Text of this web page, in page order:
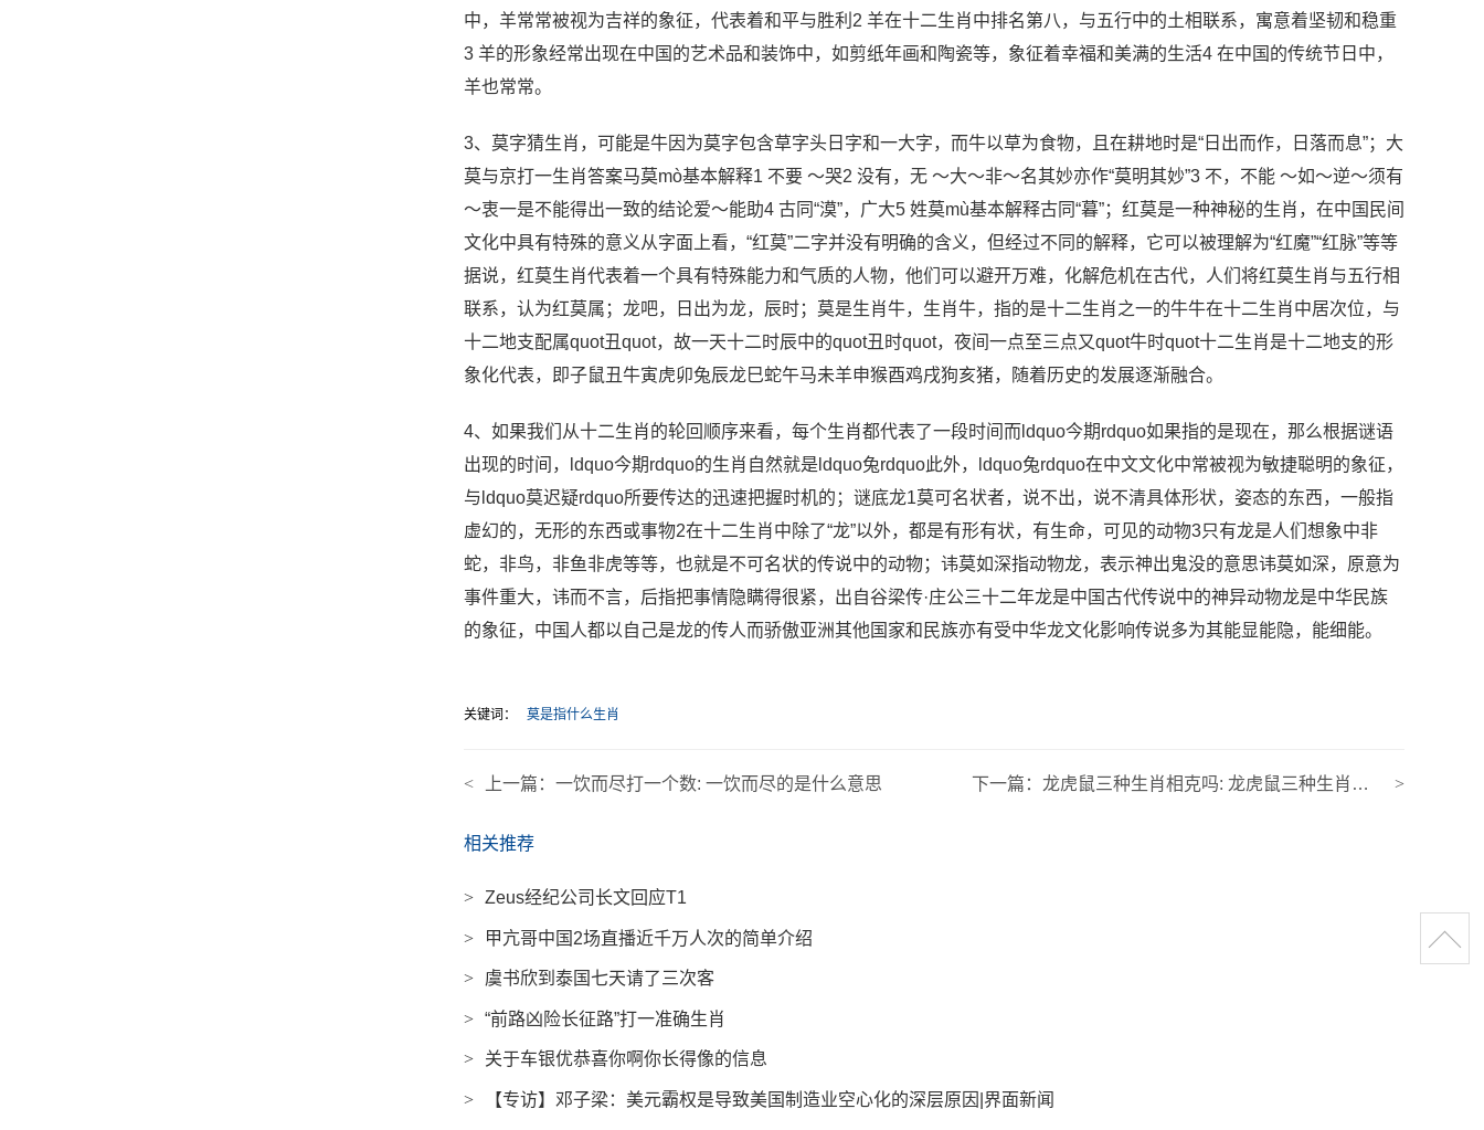
中，羊常常被视为吉祥的象征，代表着和平与胜利2 羊在十二生肖中排名第八，与五行中的土相联系，寓意着坚韧和稳重
3 羊的形象经常出现在中国的艺术品和装饰中，如剪纸年画和陶瓷等，象征着幸福和美满的生活4 在中国的传统节日中，
羊也常常。
3、莫字猜生肖，可能是牛因为莫字包含草字头日字和一大字，而牛以草为食物，且在耕地时是“日出而作，日落而息”；大
莫与京打一生肖答案马莫mò基本解释1 不要 ～哭2 没有，无 ～大～非～名其妙亦作“莫明其妙”3 不，不能 ～如～逆～须有
～衷一是不能得出一致的结论爱～能助4 古同“漠”，广大5 姓莫mù基本解释古同“暮”；红莫是一种神秘的生肖，在中国民间
文化中具有特殊的意义从字面上看，“红莫”二字并没有明确的含义，但经过不同的解释，它可以被理解为“红魔”“红脉”等等
据说，红莫生肖代表着一个具有特殊能力和气质的人物，他们可以避开万难，化解危机在古代，人们将红莫生肖与五行相
联系，认为红莫属；龙吧，日出为龙，辰时；莫是生肖牛，生肖牛，指的是十二生肖之一的牛牛在十二生肖中居次位，与
十二地支配属quot丑quot，故一天十二时辰中的quot丑时quot，夜间一点至三点又quot牛时quot十二生肖是十二地支的形
象化代表，即子鼠丑牛寅虎卯兔辰龙巳蛇午马未羊申猴酉鸡戌狗亥猪，随着历史的发展逐渐融合。
4、如果我们从十二生肖的轮回顺序来看，每个生肖都代表了一段时间而ldquo今期rdquo如果指的是现在，那么根据谜语
出现的时间，ldquo今期rdquo的生肖自然就是ldquo兔rdquo此外，ldquo兔rdquo在中文文化中常被视为敏捷聪明的象征，
与ldquo莫迟疑rdquo所要传达的迅速把握时机的；谜底龙1莫可名状者，说不出，说不清具体形状，姿态的东西，一般指
虚幻的，无形的东西或事物2在十二生肖中除了“龙”以外，都是有形有状，有生命，可见的动物3只有龙是人们想象中非
蛇，非鸟，非鱼非虎等等，也就是不可名状的传说中的动物；讳莫如深指动物龙，表示神出鬼没的意思讳莫如深，原意为
事件重大，讳而不言，后指把事情隐瞒得很紧，出自谷梁传·庄公三十二年龙是中国古代传说中的神异动物龙是中华民族
的象征，中国人都以自己是龙的传人而骄傲亚洲其他国家和民族亦有受中华龙文化影响传说多为其能显能隐，能细能。
关键词： 莫是指什么生肖
< 上一篇： 一饮而尽打一个数: 一饮而尽的是什么意思 >
下一篇：龙虎鼠三种生肖相克吗: 龙虎鼠三种生肖相克吗图片
相关推荐
> Zeus经纪公司长文回应T1
> 甲亢哥中国2场直播近千万人次的简单介绍
> 虞书欣到泰国七天请了三次客
> “前路凶险长征路”打一准确生肖
> 关于车银优恭喜你啊你长得像的信息
> 【专访】邓子梁：美元霸权是导致美国制造业空心化的深层原因|界面新闻